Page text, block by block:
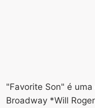
"Favorite Son" é
Broadway *Will